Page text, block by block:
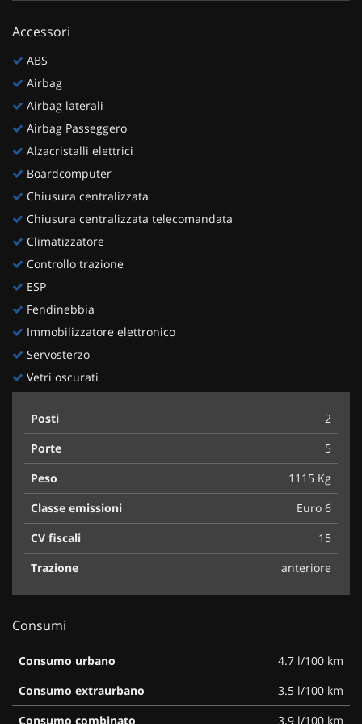
Accessori
ABS
Airbag
Airbag laterali
Airbag Passeggero
Alzacristalli elettrici
Boardcomputer
Chiusura centralizzata
Chiusura centralizzata telecomandata
Climatizzatore
Controllo trazione
ESP
Fendinebbia
Immobilizzatore elettronico
Servosterzo
Vetri oscurati
Posti
2
Porte
5
Peso
1115 Kg
Classe emissioni
Euro 6
CV fiscali
15
Trazione
anteriore
Consumi
Consumo urbano
4.7 l/100 km
Consumo extraurbano
3.5 l/100 km
Consumo combinato
3.9 l/100 km
le
impostazioni